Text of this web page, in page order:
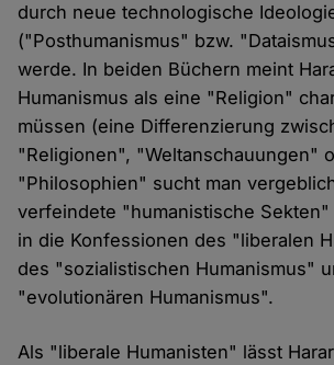
durch neue technologische
("Posthumanismus" bzw.
werde. In beiden Büchern meint
Humanismus als eine "Religion"
müssen (eine Differenzierung
"Religionen", "Weltanschauungen"
"Philosophien" sucht man
verfeindete "humanistische Sekten"
in die Konfessionen des "liberalen
des "sozialistischen Humanismus"
"evolutionären Humanismus".
Als "liberale Humanisten" lässt